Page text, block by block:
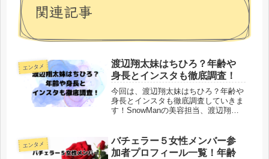
関連記事
エンタメ
渡辺翔太妹はちひろ？年齢や
身長とインスタも徹底調査！
今回は、渡辺翔太妹はちひろ？年齢や
身長とインスタも徹底調査していきま
す！SnowManの美容担当、渡辺翔太
ひろという噂は本当か？渡辺翔太さん
の妹の年齢や身長はどれくらいなの...
エンタメ
バチェラー５女性メンバー参
加者プロフィール一覧！年齢